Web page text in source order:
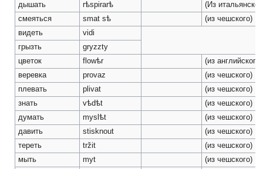
дышать
rѣspirarѣ
(Из
смеяться
smat sѣ
(из чешского)
видеть
vidi
грызть
gryzzty
цветок
flowѣr
(из английского)
веревка
provaz
(из чешского)
плевать
plivat
(из чешского)
знать
vѣdѣt
(из чешского)
думать
myslѣt
(из чешского)
давить
stisknout
(из чешского)
тереть
tržit
(из чешского)
мыть
myt
(из чешского)